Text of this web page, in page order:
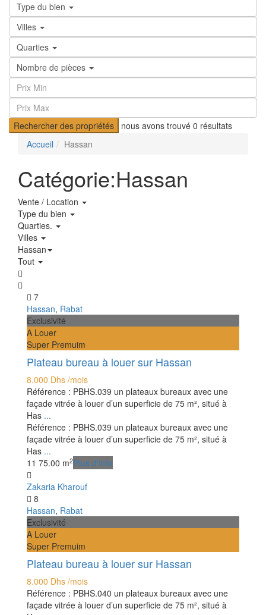
Type du bien
Villes
Quarties
Nombre de pièces
Rechercher des propriétés nous avons trouvé 0 résultats
Accueil
Hassan
Catégorie:Hassan
Vente / Location
Type du bien
Quarties.
Villes
Hassan
Tout
7
Hassan, Rabat
Exclusivité
A Louer
Super Premuim
Plateau bureau à louer sur Hassan
8.000 Dhs /mois
Référence : PBHS.039 un plateaux bureaux avec une
façade vitrée à louer d’un superficie de 75 m², situé à
Has ...
Référence : PBHS.039 un plateaux bureaux avec une
façade vitrée à louer d’un superficie de 75 m², situé à
Has ...
1 1 75.00 m2Plus d'info
Zakaria Kharouf
8
Hassan, Rabat
Exclusivité
A Louer
Super Premuim
Plateau bureau à louer sur Hassan
8.000 Dhs /mois
Référence : PBHS.040 un plateaux bureaux avec une
façade vitrée à louer d’un superficie de 75 m², situé à